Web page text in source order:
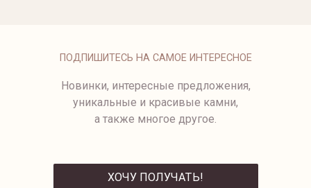
ПОДПИШИТЕСЬ НА САМОЕ ИНТЕРЕСНОЕ
Новинки, интересные предложения,
уникальные и красивые камни,
а также многое другое.
ХОЧУ ПОЛУЧАТЬ!